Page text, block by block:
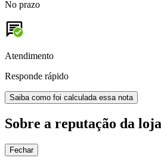
No prazo
Atendimento
Responde rápido
Saiba como foi calculada essa nota
Sobre a reputação da loja
Fechar